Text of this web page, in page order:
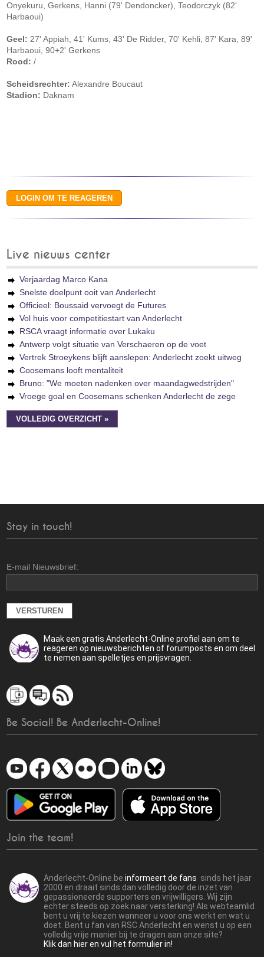
Onyekuru, Gerkens, Hanni (79' Dendoncker), Teodorczyk (82'
Harbaoui)
Geel: 27' Appiah, 41' Kums, 43' De Ridder, 70' Kehli, 87' Kara, 89'
Harbaoui, 90+2' Gerkens
Rood: /
Scheidsrechter: Alexandre Boucaut
Stadion: Daknam
Live nieuws center
Verjaardag Marco Kana
Snelste doelpunt ooit van Anderlecht
Officieel: Boussaid vervoegt de Futures
Vol huis voor competitiestart van Anderlecht
RSCA vraagt informatie over Lukaku
Antwerp volgt situatie van Verschaeren op de voet
Vertrek Stroeykens blijft aanslepen: Anderlecht zoekt uitweg
Coosemans looft mentaliteit
Bruno: "We moeten nadenken over maandagwedstrijden"
Vroege goal en Coosemans schenken Anderlecht de zege
VOLLEDIG OVERZICHT »
Stay in touch!
E-mail Nieuwsbrief:
Maak een gratis Anderlecht-Online profiel aan om te
reageren op nieuwsberichten of forumposts en om deel
te nemen aan spelletjes en prijsvragen.
Be Social! Be Anderlecht-Online!
Join the team!
Anderlecht-Online.beinformeert de fans sinds het jaar
2000 en draait sinds dan volledig door de inzet van
gepassioneerde supporters en vrijwilligers. Wij zijn
echter steeds op zoek naar versterking! Als webteamlid
bent u vrij te kiezen wanneer u voor ons werkt en wat u
doet. Bent u fan van RSC Anderlecht en wenst u op een
volledig vrije manier bij te dragen aan onze site?
Klik dan hier en vul het formulier in!